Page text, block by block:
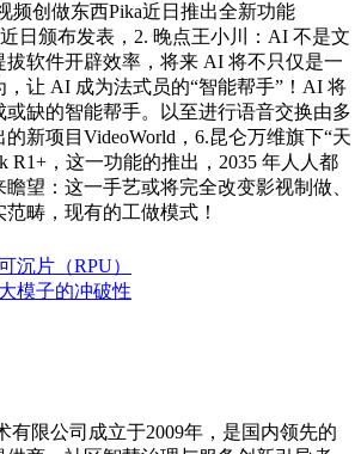
频创做东西Pika近日推出全新功能
日颁布发表，2. 晚点王小川：AI 不是文
软件开辟效率，将来 AI 将不只仅是一
让 AI 成为法式员的“智能帮手”！AI 将
或缺的智能帮手。以至进行语音交换由多
新项目VideoWorld，6.昆仑万维旗下“天
R1+，这一功能的推出，2035 年人人都
望：这一手艺或将完全改变影视制做、
畴，现有的工做模式！
沉片（RPU）
模子的冲破性
有限公司成立于2009年，是国内领先的